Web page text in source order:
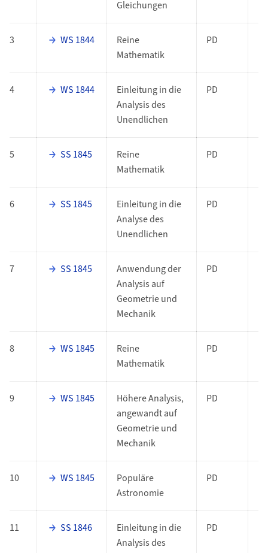
Gleichungen
3 WS 1844
Reine
Mathematik
PD
4 WS 1844
Einleitung in die
Analysis des
Unendlichen
PD
5 SS 1845
Reine
Mathematik
PD
6 SS 1845
Einleitung in die
Analyse des
Unendlichen
PD
7 SS 1845
Anwendung der
Analysis auf
Geometrie und
Mechanik
PD
8 WS 1845
Reine
Mathematik
PD
9 WS 1845
Höhere Analysis,
angewandt auf
Geometrie und
Mechanik
PD
10 WS 1845
Populäre
Astronomie
PD
11 SS 1846
Einleitung in die
Analysis des
PD